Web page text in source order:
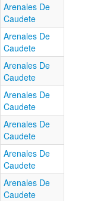
Arenales De
Caudete
Arenales De
Caudete
Arenales De
Caudete
Arenales De
Caudete
Arenales De
Caudete
Arenales De
Caudete
Arenales De
Caudete